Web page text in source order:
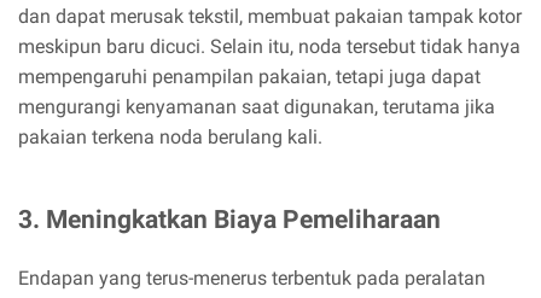
dan dapat merusak tekstil, membuat pakaian tampak kotor
meskipun baru dicuci. Selain itu, noda tersebut tidak hanya
mempengaruhi penampilan pakaian, tetapi juga dapat
mengurangi kenyamanan saat digunakan, terutama jika
pakaian terkena noda berulang kali.
3. Meningkatkan Biaya Pemeliharaan
Endapan yang terus-menerus terbentuk pada peralatan